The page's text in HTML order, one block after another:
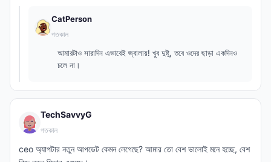
CatPerson
গতকাল
আমারটাও সারাদিন এভাবেই জ্বালায়! খুব দুষ্টু, তবে ওদের ছাড়া একদিনও
চলে না।
TechSavvyG
গতকাল
ceo অ্যাপটার নতুন আপডেট কেমন লেগেছে? আমার তো বেশ ভালোই মনে হচ্ছে, বেশ